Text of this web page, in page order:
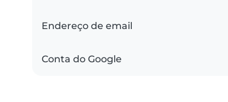
Endereço de email
Conta do Google